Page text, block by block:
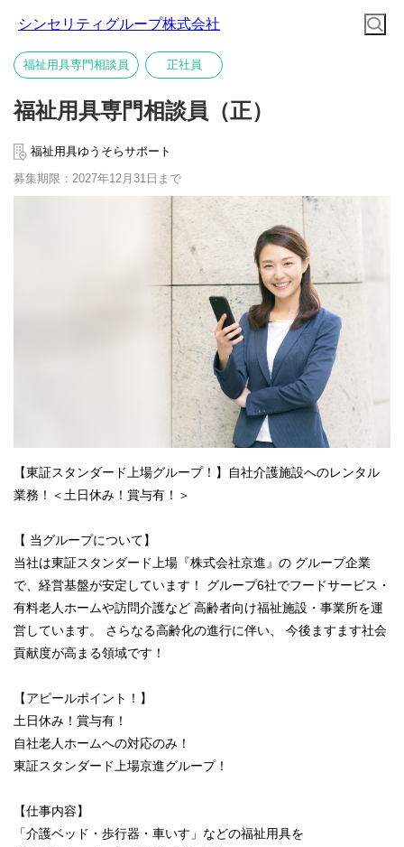
シンセリティグループ株式会社
福祉用具専門相談員 正社員
福祉用具専門相談員（正）
福祉用具ゆうそらサポート
募集期限：2027年12月31日まで
【東証スタンダード上場グループ！】自社介護施設へのレンタル
業務！＜土日休み！賞与有！＞
【 当グループについて】
当社は東証スタンダード上場『株式会社京進』の グループ企業
で、経営基盤が安定しています！ グループ6社でフードサービス・
有料老人ホームや訪問介護など 高齢者向け福祉施設・事業所を運
営しています。 さらなる高齢化の進行に伴い、 今後ますます社会
貢献度が高まる領域です！
【アピールポイント！】
土日休み！賞与有！
自社老人ホームへの対応のみ！
東証スタンダード上場京進グループ！
【仕事内容】
「介護ベッド・歩行器・車いす」などの福祉用具を